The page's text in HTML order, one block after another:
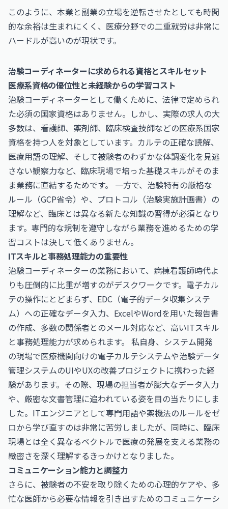
このように、本業と副業の立場を逆転させたとしても時間
的な余裕は生まれにくく、医療分野での二重就労は非常に
ハードルが高いのが現状です。
治験コーディネーターに求められる資格とスキルセット
医療系資格の優位性と未経験からの学習コスト
治験コーディネーターとして働くために、法律で定められ
た必須の国家資格はありません。しかし、実際の求人の大
多数は、看護師、薬剤師、臨床検査技師などの医療系国家
資格を持つ人を対象としています。カルテの正確な読解、
医療用語の理解、そして被験者のわずかな体調変化を見逃
さない観察力など、臨床現場で培った基礎スキルがそのま
ま業務に直結するためです。 一方で、治験特有の厳格な
ルール（GCP省令）や、プロトコル（治験実施計画書）の
理解など、臨床とは異なる新たな知識の習得が必須となり
ます。専門的な規制を遵守しながら業務を進めるための学
習コストは決して低くありません。
ITスキルと事務処理能力の重要性
治験コーディネーターの業務において、病棟看護師時代よ
りも圧倒的に比重が増すのがデスクワークです。電子カル
テの操作にとどまらず、EDC（電子的データ収集システ
ム）への正確なデータ入力、ExcelやWordを用いた報告書
の作成、多数の関係者とのメール対応など、高いITスキル
と事務処理能力が求められます。 私自身、システム開発
の現場で医療機関向けの電子カルテシステムや治験データ
管理システムのUIやUXの改善プロジェクトに携わった経
験があります。その際、現場の担当者が膨大なデータ入力
や、厳密な文書管理に追われている姿を目の当たりにしま
した。ITエンジニアとして専門用語や薬機法のルールをゼ
ロから学び直すのは非常に苦労しましたが、同時に、臨床
現場とは全く異なるベクトルで医療の発展を支える業務の
緻密さを深く理解するきっかけとなりました。
コミュニケーション能力と調整力
さらに、被験者の不安を取り除くための心理的ケアや、多
忙な医師から必要な情報を引き出すためのコミュニケーシ